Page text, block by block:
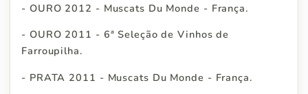
- OURO 2012 - Muscats Du Monde - França.
- OURO 2011 - 6ª Seleção de Vinhos de
Farroupilha.
- PRATA 2011 - Muscats Du Monde - França.